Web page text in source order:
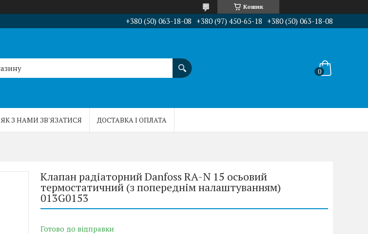
Кошик
+380 (50) 063-18-08 +380 (97) 450-65-18 +380 (50) 063-18-08
ЯК З НАМИ ЗВ'ЯЗАТИСЯ ДОСТАВКА І ОПЛАТА
Клапан радіаторний Danfoss RA-N 15 осьовий
термостатичний (з попереднім налаштуванням)
013G0153
Готово до відправки